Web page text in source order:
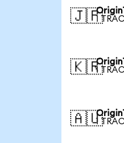
🇯🇵
1
🇰🇷
1
🇦🇺
1